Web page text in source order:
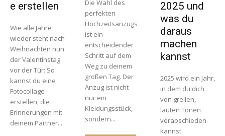
e erstellen
Wie alle Jahre
wieder steht nach
Weihnachten nun
der Valentinstag
vor der Tür: So
kannst du eine
Fotocollage
erstellen, die
Erinnerungen mit
deinem Partner...
Die Wahl des
perfekten
Hochzeitsanzugs
ist ein
entscheidender
Schritt auf dem
Weg zu deinem
großen Tag. Der
Anzug ist nicht
nur ein
Kleidungsstück,
sondern...
2025 und
was du
daraus
machen
kannst
2025 wird ein Jahr,
in dem du dich
von grellen,
lauten Tönen
verabschieden
kannst.